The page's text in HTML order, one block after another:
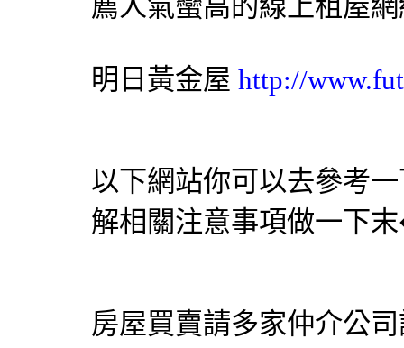
薦人氣蠻高的線上租屋
明日黃金屋 http://
以下網站你可以去參考
解相關注意事項做一下
房屋買賣請多家仲介公